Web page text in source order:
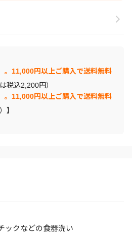
。11,000円以上ご購入で送料無料
税込2,200円）
。11,000円以上ご購入で送料無料
】
ックなどの食器洗い